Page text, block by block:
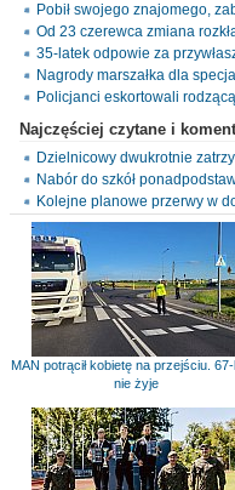
Pobił swojego znajomego,
Od 23 czerewca zmiana
35-latek odpowie za
Nagrody marszałka dla
Policjanci eskortowali
Najczęściej czytane i
Dzielnicowy dwukrotnie
Nabór do szkół
Kolejne planowe przerwy w
MAN potrącił kobietę na przejściu.
nie żyje